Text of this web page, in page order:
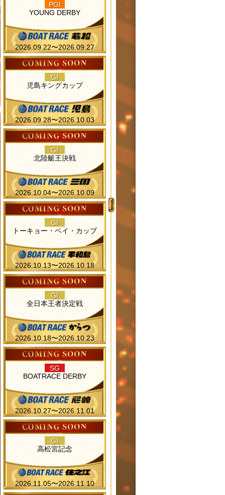
PGI
YOUNG DERBY
2026.09.22〜2026.09.27
GI
児島キングカップ
2026.09.28〜2026.10.03
GI
北陸艇王決戦
2026.10.04〜2026.10.09
GI
トーキョー・ベイ・カップ
2026.10.13〜2026.10.18
GI
全日本王者決定戦
2026.10.18〜2026.10.23
SG
BOATRACE DERBY
2026.10.27〜2026.11.01
GI
高松宮記念
2026.11.05〜2026.11.10